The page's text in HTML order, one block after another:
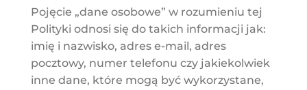
Pojęcie „dane osobowe” w rozumieniu tej
Polityki odnosi się do takich informacji jak:
imię i nazwisko, adres e-mail, adres
pocztowy, numer telefonu czy jakiekolwiek
inne dane, które mogą być wykorzystane,